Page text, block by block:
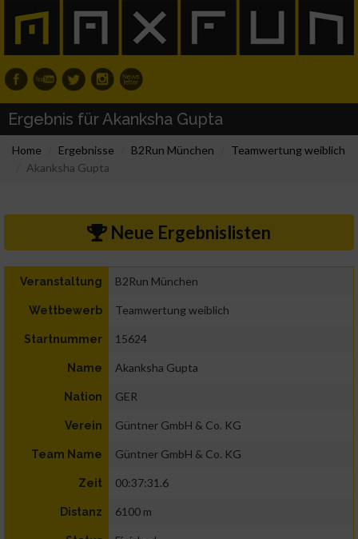
Ergebnis für Akanksha Gupta
Home Ergebnisse B2Run München
Teamwertung weiblich
Akanksha Gupta
Neue Ergebnislisten
Veranstaltung B2Run München
Wettbewerb Teamwertung weiblich
Startnummer 15624
Name Akanksha Gupta
Nation GER
Verein Güntner GmbH & Co. KG
Team Name Güntner GmbH & Co. KG
Zeit 00:37:31.6
Distanz 6100 m